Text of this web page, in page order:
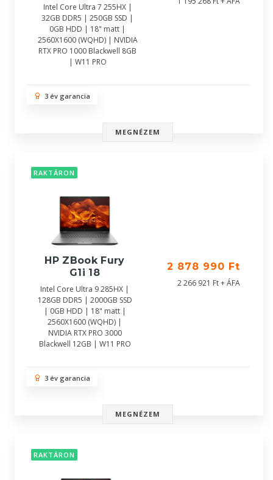
Intel Core Ultra 7 255HX |
32GB DDR5 | 250GB SSD |
0GB HDD | 18" matt |
2560X1600 (WQHD) | NVIDIA
RTX PRO 1000 Blackwell 8GB
| W11 PRO
3 év garancia
MEGNÉZEM
RAKTÁRON
HP ZBook Fury
G1i 18
Intel Core Ultra 9 285HX |
128GB DDR5 | 2000GB SSD
| 0GB HDD | 18" matt |
2560X1600 (WQHD) |
NVIDIA RTX PRO 3000
Blackwell 12GB | W11 PRO
2 878 990 Ft
2 266 921 Ft + ÁFA
3 év garancia
MEGNÉZEM
RAKTÁRON